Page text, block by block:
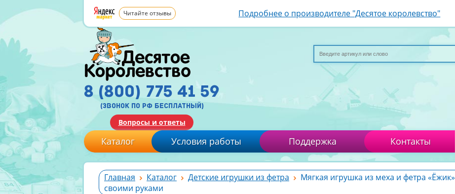
Читайте отзывы Подробнее о производителе "Десятое королевство"
8 (800) 775 41 59
(звонок по рф бесплатный)
Вопросы и ответы
Каталог Условия работы Поддержка Контакты
Главная Каталог Детские игрушки из фетра
Мягкая игрушка из меха и фетра «Ёжик»
своими руками